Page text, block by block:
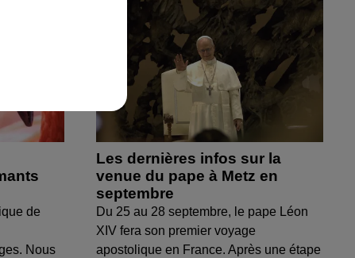
de
Nous
Les dernières infos sur la
venue du pape à Metz en
septembre
Du 25 au 28 septembre, le pape Léon
XIV fera son premier voyage
apostolique en France. Après une étape